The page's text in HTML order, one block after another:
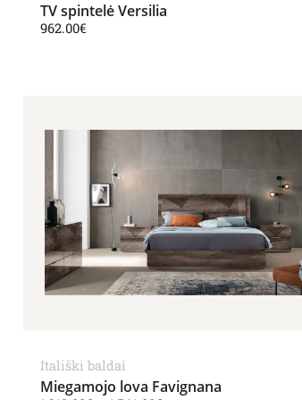
TV spintelė Versilia
962.00€
Itališki baldai
Miegamojo lova Favignana